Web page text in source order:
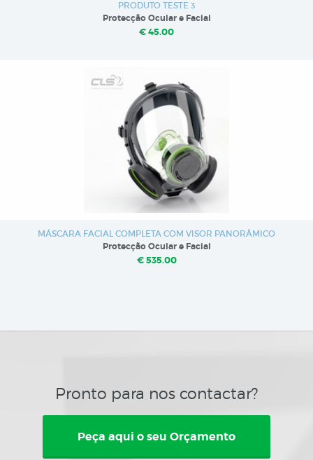
PRODUTO TESTE 3
Protecção Ocular e Facial
€ 45.00
MÁSCARA FACIAL COMPLETA COM VISOR PANORÂMICO
Protecção Ocular e Facial
€ 535.00
Pronto para nos contactar?
Peça aqui o seu Orçamento